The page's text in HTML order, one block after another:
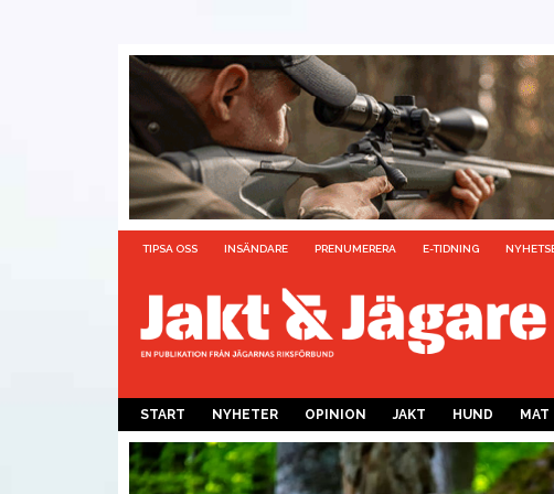
TIPSA OSS INSÄNDARE PRENUMERERA E-TIDNING
START NYHETER OPINION JAKT HUND MAT